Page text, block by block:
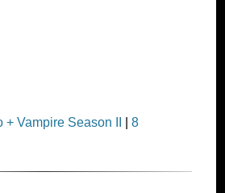
+ Vampire Season II |8